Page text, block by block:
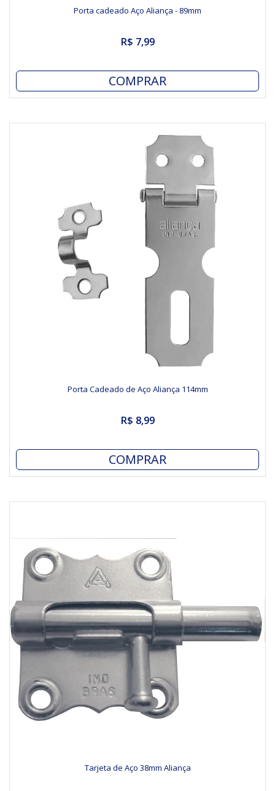
Porta cadeado Aço Aliança - 89mm
R$ 7,99
COMPRAR
Porta Cadeado de Aço Aliança 114mm
R$ 8,99
COMPRAR
Tarjeta de Aço 38mm Aliança